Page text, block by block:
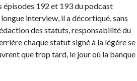
192 et 193 du podcast
interview, il a décortiqué, sans
des statuts, responsabilité du
chaque statut signé à la légère se
que trop tard, le jour où la banque